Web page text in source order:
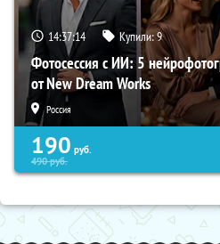
14:37:13 Купили:9
Фотосессия с ИИ: 5
от New Dream Works
Россия
190 руб.
490руб.